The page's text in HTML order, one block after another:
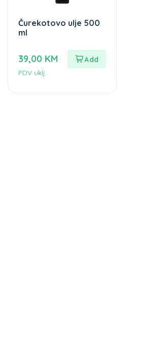
Čurekotovo ulje 500
ml
39,00 KM
PDV uklj.